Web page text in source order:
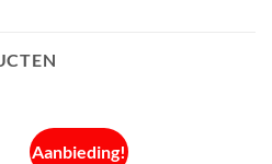
Aanbieding!